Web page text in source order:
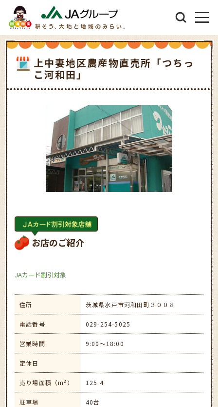
上中妻地区農産物直売所「つちっ
こ河和田」
お店のご紹介
JAカード割引対象
住所 茨城県水戸市河和田町３００８
電話番号 029-254-5025
営業時間 9:00～18:00
定休日
売り場面積（m²） 125.4
駐車場 40台